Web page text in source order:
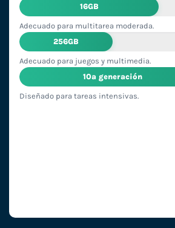
16GB
Adecuado para multitarea moderada.
256GB
Adecuado para juegos y multimedia.
10ª generación
Diseñado para tareas intensivas.